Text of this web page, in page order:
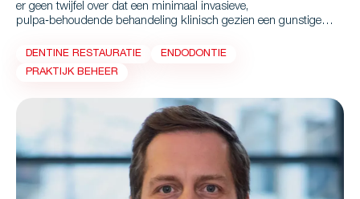
er geen twijfel over dat een minimaal invasieve,
pulpa‑behoudende behandeling klinisch gezien een gunstige
DENTINE RESTAURATIE
ENDODONTIE
PRAKTIJK BEHEER